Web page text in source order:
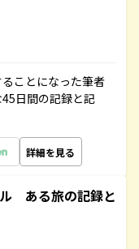
ことになった筆者
日間の記録と記
詳細を見る
ある旅の記録と